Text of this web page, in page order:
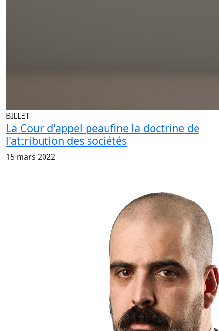
BILLET
La Cour d'appel peaufine la doctrine de
l'attribution des sociétés
15 mars 2022